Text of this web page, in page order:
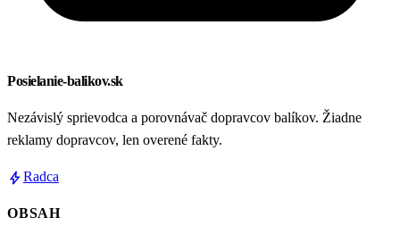
Posielanie-balikov.sk
Nezávislý sprievodca a porovnávač dopravcov balíkov. Žiadne
reklamy dopravcov, len overené fakty.
boltRadca
OBSAH